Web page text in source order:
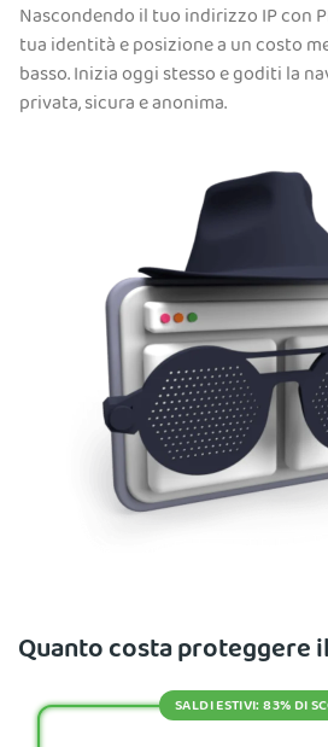
Nascondendo il tuo indirizzo IP con
tua identità e posizione a un costo
basso. Inizia oggi stesso e goditi la
privata, sicura e anonima.
Quanto costa proteggere
SALDI ESTIVI: 83% DI